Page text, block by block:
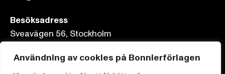
Användning av cookies på Bonnierförlagen
Besöksadress
Sveavägen 56, Stockholm
Postadress
Box 3159, 103 63 Stockholm